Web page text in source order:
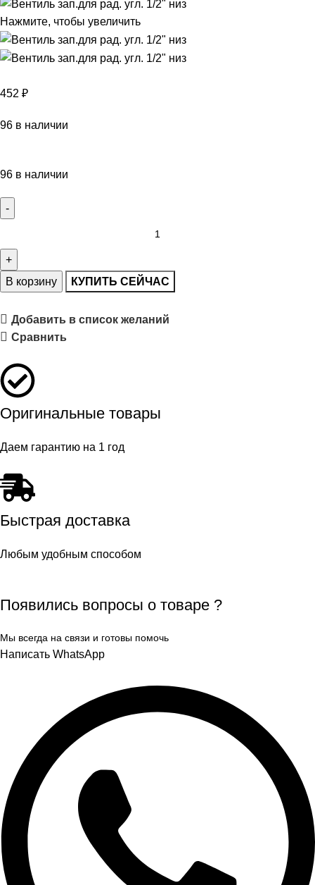
Нажмите, чтобы увеличить
452 ₽
96 в наличии
96 в наличии
В корзину КУПИТЬ СЕЙЧАС
Добавить в список желаний
Сравнить
Оригинальные товары
Даем гарантию на 1 год
Быстрая доставка
Любым удобным способом
Появились вопросы о товаре ?
Мы всегда на связи и готовы помочь
Написать WhatsApp